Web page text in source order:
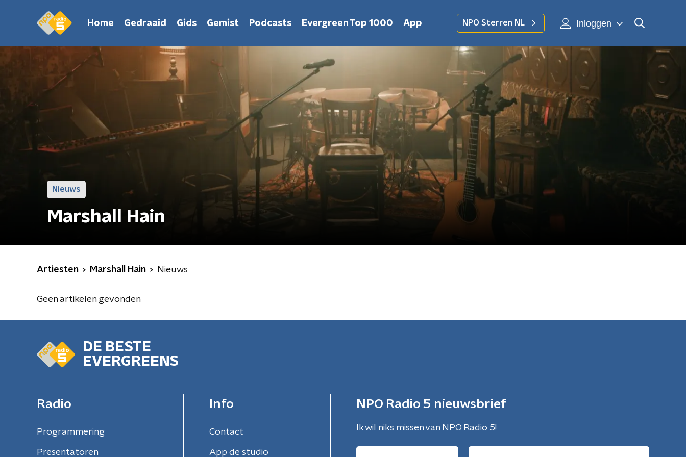
Home Gedraaid Gids Gemist Podcasts Evergreen Top 1000 App NPO Sterren NL Inloggen
Nieuws
Marshall Hain
Artiesten Marshall Hain Nieuws
Geen artikelen gevonden
DE BESTE
EVERGREENS
Radio
Programmering
Presentatoren
Info
Contact
App de studio
NPO Radio 5 nieuwsbrief
Ik wil niks missen van NPO Radio 5!